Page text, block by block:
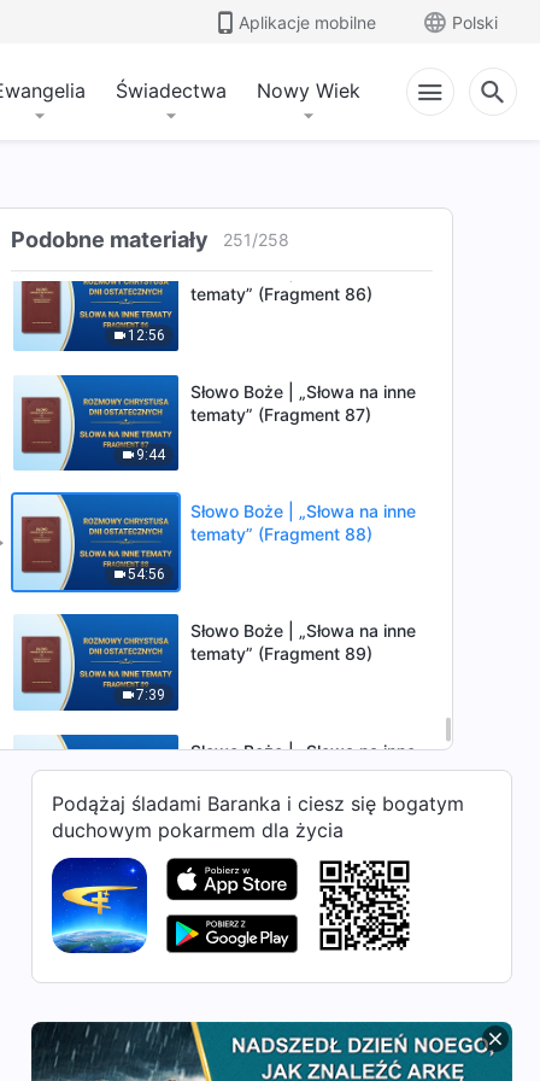
Aplikacje mobilne Polski
Świadectwa Nowy Wiek
Podobne materiały 251/258
19:05
Słowo Boże | „Słowa na inne
12:56
Słowo Boże | „Słowa na inne
tematy” (Fragment 86)
9:44
Słowo Boże | „Słowa na inne
tematy” (Fragment 87)
54:56
Słowo Boże | „Słowa na inne
tematy” (Fragment 88)
7:39
Słowo Boże | „Słowa na inne
tematy” (Fragment 89)
10:45
Słowo Boże | „Słowa na inne
tematy” (Fragment 90)
21:49
Słowo Boże | „Słowa na inne
tematy” (Fragment 91)
19:53
Podążaj śladami Baranka i ciesz się bogatym
duchowym pokarmem dla życia